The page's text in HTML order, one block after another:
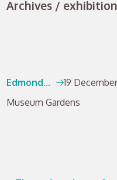
Archives /
Edmond...
19
Museum Gardens